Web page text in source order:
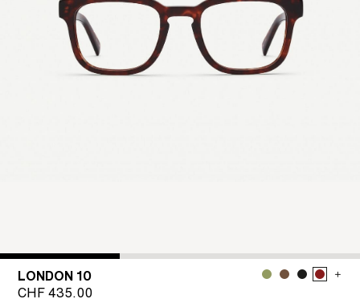
LONDON 10
CHF435.00